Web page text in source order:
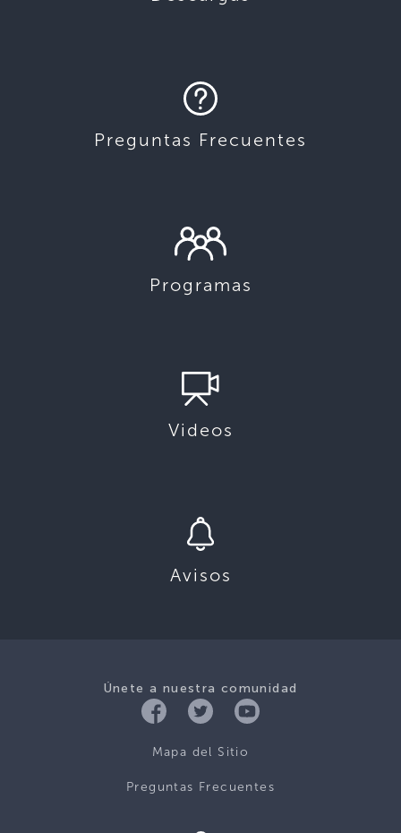
Preguntas Frecuentes
Programas
Videos
Avisos
Únete a nuestra comunidad
Mapa del Sitio
Preguntas Frecuentes